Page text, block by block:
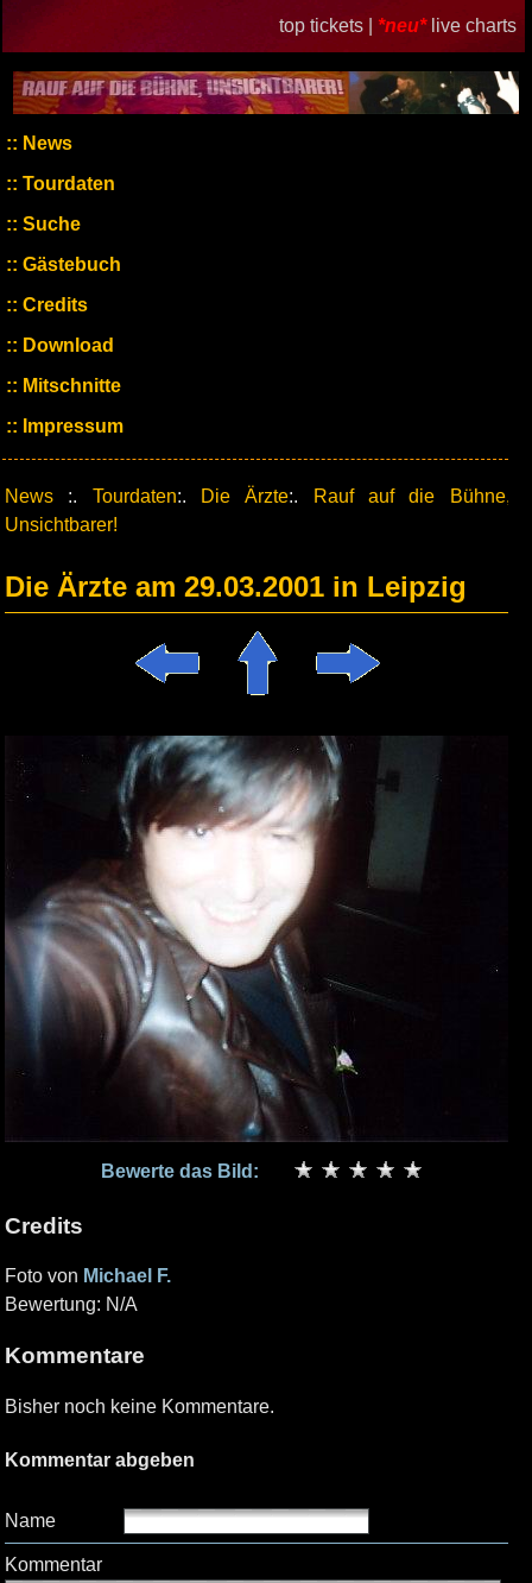
top tickets | *neu* live charts
News
Tourdaten
Suche
Gästebuch
Credits
Download
Mitschnitte
Impressum
News :. Tourdaten:. Die Ärzte:.
Rauf auf die Bühne,
Unsichtbarer!
Die Ärzte am 29.03.2001 in Leipzig
Bewerte das Bild:
Credits
Foto von Michael F.
Bewertung: N/A
Kommentare
Bisher noch keine Kommentare.
Kommentar abgeben
Name
Kommentar